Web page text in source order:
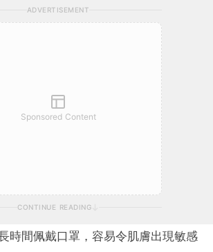
ADVERTISEMENT
Sponsored Content
CONTINUE READING
時間佩戴口罩，容易令肌膚出現敏感